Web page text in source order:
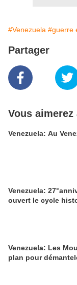
#Venezuela #guerre
Partager
Vous aimerez
Venezuela: Au
Venezuela:
ouvert le cycle
Venezuela: Les
plan pour